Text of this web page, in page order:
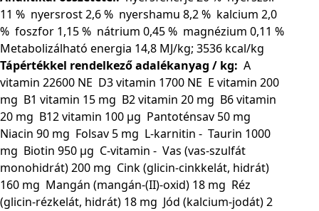
11 % nyersrost2,6 % nyershamu 8,2 % kalcium 2,0
% foszfor 1,15 % nátrium 0,45 % magnézium 0,11 %
Metabolizálható energia 14,8 MJ/kg; 3536 kcal/kg
Tápértékkel rendelkező adalékanyag / kg: A
vitamin 22600 NE D3 vitamin 1700 NE E vitamin 200
mg B1 vitamin 15 mg B2 vitamin 20 mg B6 vitamin
20 mg B12 vitamin 100 µg Pantoténsav 50 mg
Niacin 90 mg Folsav 5 mg L-karnitin - Taurin 1000
mg Biotin 950 µg C-vitamin - Vas (vas-szulfát
monohidrát)200 mg Cink (glicin-cinkkelát, hidrát)
160 mg Mangán (mangán-(II)-oxid) 18 mg Réz
(glicin-rézkelát, hidrát) 18 mg Jód (kalcium-jodát)2